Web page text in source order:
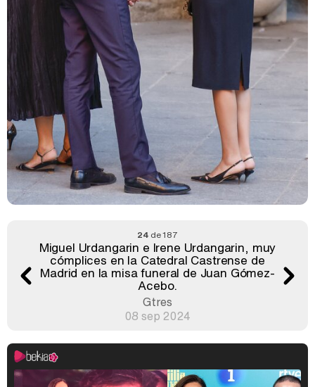
24de 187
Miguel Urdangarin e Irene Urdangarin, muy
cómplices en la Catedral Castrense de
Madrid en la misa funeral de Juan Gómez-
Acebo.
Gtres
08 sep 2024